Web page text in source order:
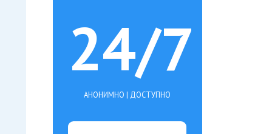
24/7
АНОНИМНО | ДОСТУПНО